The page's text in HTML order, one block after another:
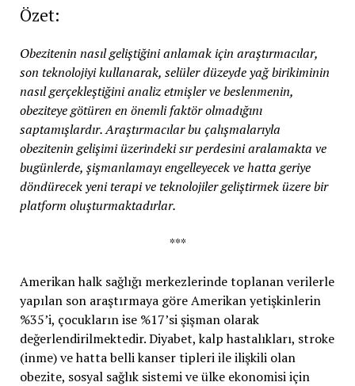
Özet:
Obezitenin nasıl geliştiğini anlamak için araştırmacılar,
son teknolojiyi kullanarak, selüler düzeyde yağ birikiminin
nasıl gerçekleştiğini analiz etmişler ve beslenmenin,
obeziteye götüren en önemli faktör olmadığını
saptamışlardır. Araştırmacılar bu çalışmalarıyla
obezitenin gelişimi üzerindeki sır perdesini aralamakta ve
bugünlerde, şişmanlamayı engelleyecek ve hatta geriye
döndürecek yeni terapi ve teknolojiler geliştirmek üzere bir
platform oluşturmaktadırlar.
***
Amerikan halk sağlığı merkezlerinde toplanan verilerle
yapılan son araştırmaya göre Amerikan yetişkinlerin
%35’i, çocukların ise %17’si şişman olarak
değerlendirilmektedir. Diyabet, kalp hastalıkları, stroke
(inme) ve hatta belli kanser tipleri ile ilişkili olan
obezite, sosyal sağlık sistemi ve ülke ekonomisi için